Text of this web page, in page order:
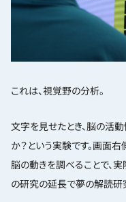
これは、視覚野の分析。
文字を見せたとき、脳の活
か？という実験です。画面
脳の動きを調べることで、
の研究の延長で夢の解読研